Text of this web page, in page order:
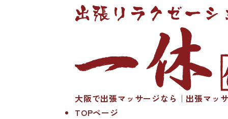
大阪で出張マッサージなら｜出張マッ
TOPページ